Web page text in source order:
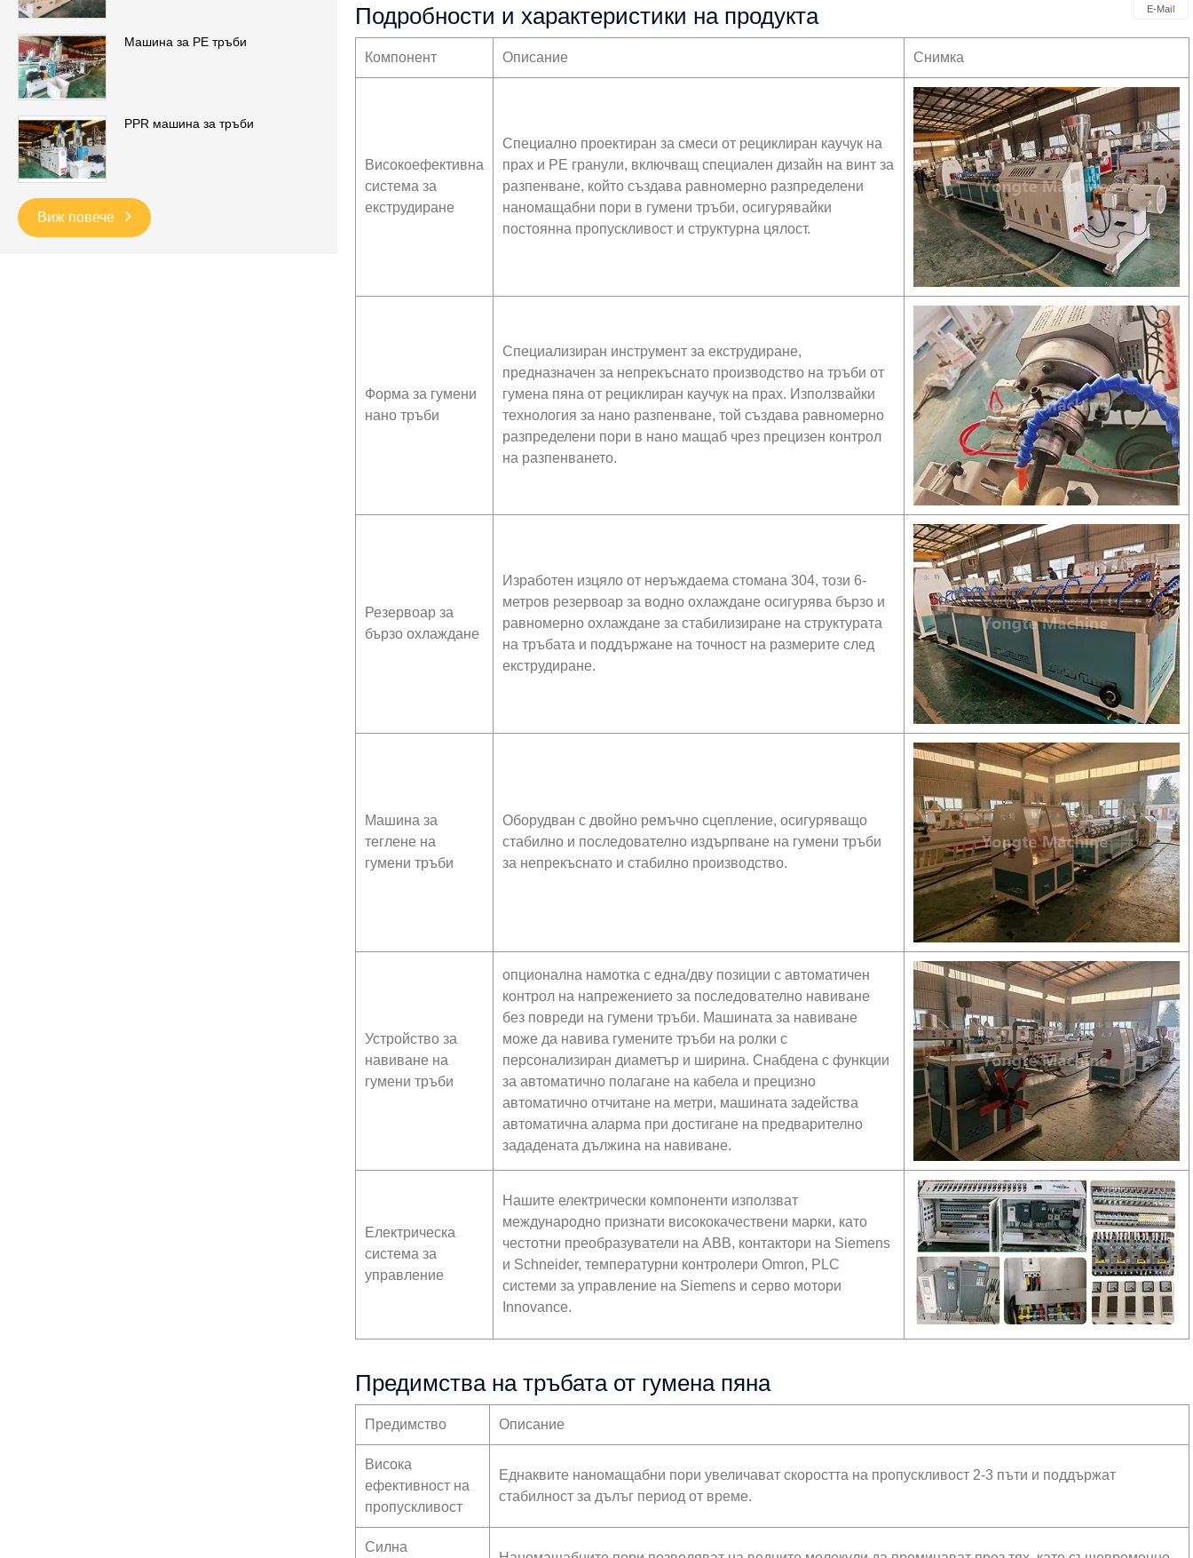
Машина за PE тръби
PPR машина за тръби
Виж повече
Подробности и характеристики на продукта
Компонент Описание Снимка
Високоефективна
система за
екструдиране
Специално проектиран за смеси от рециклиран каучук на
прах и PE гранули, включващ специален дизайн на винт за
разпенване, който създава равномерно разпределени
наномащабни пори в гумени тръби, осигурявайки
постоянна пропускливост и структурна цялост.
Форма за гумени
нано тръби
Специализиран инструмент за екструдиране,
предназначен за непрекъснато производство на тръби от
гумена пяна от рециклиран каучук на прах. Използвайки
технология за нано разпенване, той създава равномерно
разпределени пори в нано мащаб чрез прецизен контрол
на разпенването.
Резервоар за
бързо охлаждане
Изработен изцяло от неръждаема стомана 304, този 6-
метров резервоар за водно охлаждане осигурява бързо и
равномерно охлаждане за стабилизиране на структурата
на тръбата и поддържане на точност на размерите след
екструдиране.
Машина за
теглене на
гумени тръби
Оборудван с двойно ремъчно сцепление, осигуряващо
стабилно и последователно издърпване на гумени тръби
за непрекъснато и стабилно производство.
Устройство за
навиване на
гумени тръби
опционална намотка с една/дву позиции с автоматичен
контрол на напрежението за последователно навиване
без повреди на гумени тръби. Машината за навиване
може да навива гумените тръби на ролки с
персонализиран диаметър и ширина. Снабдена с функции
за автоматично полагане на кабела и прецизно
автоматично отчитане на метри, машината задейства
автоматична аларма при достигане на предварително
зададената дължина на навиване.
Електрическа
система за
управление
Нашите електрически компоненти използват
международно признати висококачествени марки, като
честотни преобразуватели на ABB, контактори на Siemens
и Schneider, температурни контролери Omron, PLC
системи за управление на Siemens и серво мотори
Innovance.
Предимства на тръбата от гумена пяна
Предимство Описание
Висока
ефективност на
пропускливост
Еднаквите наномащабни пори увеличават скоростта на пропускливост 2-3 пъти и поддържат
стабилност за дълъг период от време.
Силна
E-Mail